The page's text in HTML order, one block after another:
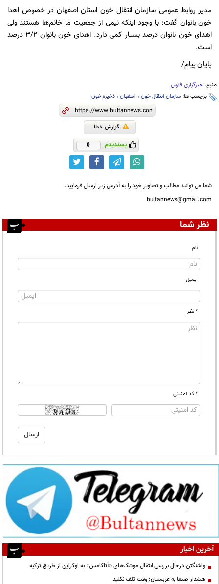
مدیر روابط عمومی سازمان انتقال خون استان اصفهان در خصوص اهدا
خون بانوان گفت: با وجود اینکه نیمی از جمعیت ما خانم‌ها هستند ولی
اهدای خون بانوان درصد بسیار کمی دارد. اهدای خون بانوان ۳/۲ درصد
است.
پایان پیام/
منبع: خبرگزاری فارس
برچسب ها: سازمان انتقال خون ، اصفهان ، ذخیره خون
گزارش خطا
پسندیدم 0
شما می توانید مطالب و تصاویر خود را به آدرس زیر ارسال فرمایید.
bultannews@gmail.com
نظر شما
نام
ایمیل
* نظر
* کد امنیتی
آخرین اخبار
واشنگتن درحال بررسی انتقال موشک‌های «آتاکامس» به اوکراین از طریق ترکیه
هشدار صنعا به عربستان: وقت تلف نکنید